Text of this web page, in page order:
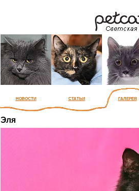
новости статьи галерея
Эля